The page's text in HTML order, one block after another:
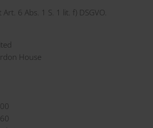
6 Abs. 1 S. 1 lit. f) DSGVO.
House